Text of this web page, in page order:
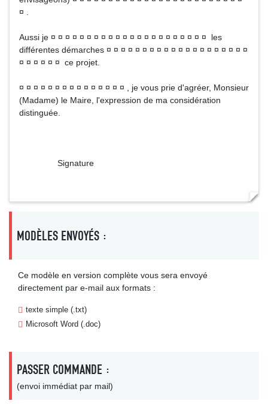
¤ .
Aussi je ¤ ¤ ¤ ¤ ¤ ¤ ¤ ¤ ¤ ¤ ¤ ¤ ¤ ¤ ¤ ¤ ¤ ¤ ¤ ¤ ¤ ¤ les
différentes démarches ¤ ¤ ¤ ¤ ¤ ¤ ¤ ¤ ¤ ¤ ¤ ¤ ¤ ¤ ¤ ¤ ¤ ¤ ¤ ¤
¤ ¤ ¤ ¤ ¤ ¤ ce projet.
¤ ¤ ¤ ¤ ¤ ¤ ¤ ¤ ¤ ¤ ¤ ¤ ¤ ¤ ¤ , je vous prie d'agréer, Monsieur
(Madame) le Maire, l'expression de ma considération
distinguée.
Signature
MODÈLES ENVOYÉS :
Ce modèle en version complète vous sera envoyé
directement par e-mail aux formats :
texte simple (.txt)
Microsoft Word (.doc)
PASSER COMMANDE :
(envoi immédiat par mail)